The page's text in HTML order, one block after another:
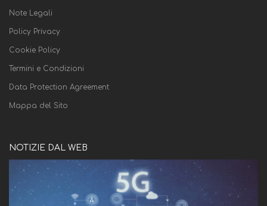
Note Legali
Policy Privacy
Cookie Policy
Termini e Condizioni
Data Protection Agreement
Mappa del Sito
NOTIZIE DAL WEB